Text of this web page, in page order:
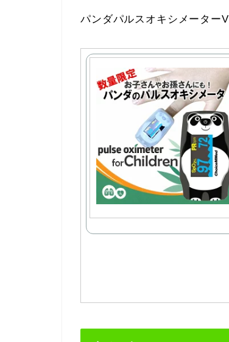
パンダパルスオキシメーター